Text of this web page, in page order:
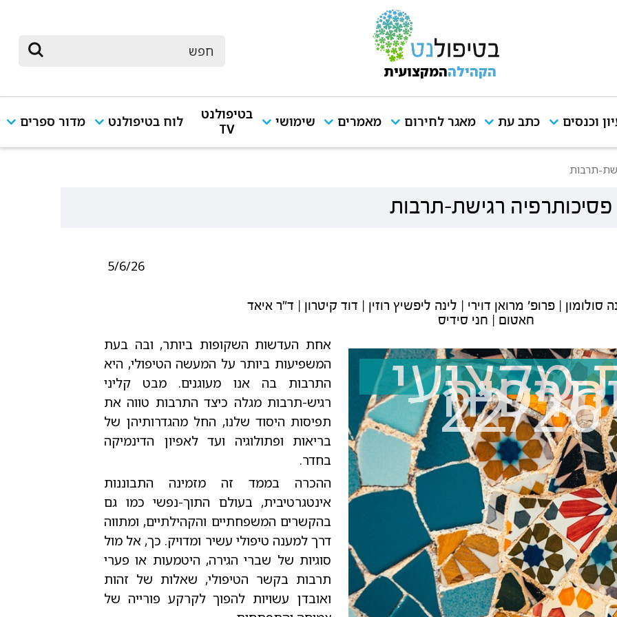
הקהילההמקצועית
וכנסים כתב עת מאגר לחירום מאמרים שימושי
בטיפולנט
TV
לוח בטיפולנט מדור ספרים
תרבות
פסיכותרפיה רגישת-תרבות
5/6/26
סולומון | פרופ' מרואן דוירי | לינה ליפשיץ רוזין | דוד קיטרון | ד"ר איאד
חאטום | חני סידיס
מקצועי
-
אחת העדשות השקופות ביותר, ובה בעת
המשפיעות ביותר על המעשה הטיפולי, היא
התרבות בה אנו מעוגנים. מבט קליני
רגיש-תרבות מגלה כיצד התרבות טווה את
תפיסות היסוד שלנו, החל מהגדרותיהן של
בריאות ופתולוגיה ועד לאפיון הדינמיקה
בחדר.
ההכרה בממד זה מזמינה התבוננות
אינטגרטיבית, בעולם התוך-נפשי כמו גם
בהקשרים המשפחתיים והקהילתיים, ומתווה
דרך למענה טיפולי עשיר ומדויק. כך, אל מול
סוגיות של שברי הגירה, היטמעות או פערי
תרבות בקשר הטיפולי, שאלות של זהות
ואובדן עשויות להפוך לקרקע פורייה של